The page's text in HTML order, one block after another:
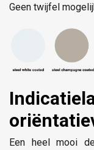
Geen twijfel
Een heel mooi